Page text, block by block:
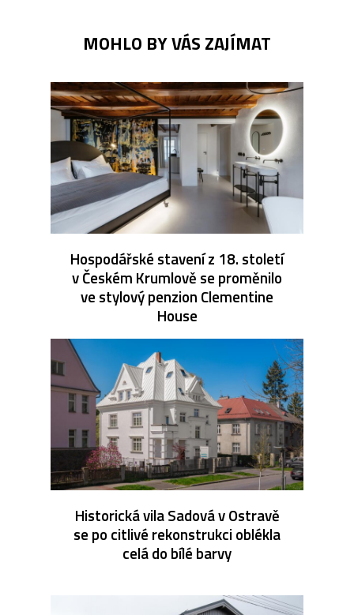
MOHLO BY VÁS ZAJÍMAT
Hospodářské stavení z 18. století
v Českém Krumlově se proměnilo
ve stylový penzion Clementine
House
Historická vila Sadová v Ostravě
se po citlivé rekonstrukci oblékla
celá do bílé barvy